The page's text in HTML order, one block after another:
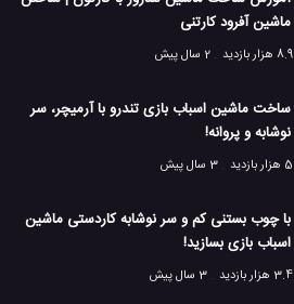
ماشین آفرود کارتنی
8.9 هزار بازدید
2 سال پیش
ساخت ماشین اسباب بازی تندرو با آرمیچر، سر
نوشابه و پروانه!
5 هزار بازدید
3 سال پیش
با چوب بستنی کم و سر نوشابه کاردستی ماشین
اسباب بازی بسازید!
3.4 هزار بازدید
3 سال پیش